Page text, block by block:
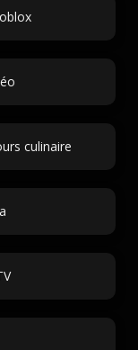
culinaire